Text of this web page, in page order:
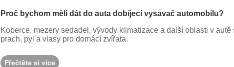
Proč bychom měli dát do auta dobíjecí vysavač automobilu?
Koberce, mezery sedadel, vývody klimatizace a další oblasti v
prach, pyl a vlasy pro domácí zvířata.
Přečtěte si více